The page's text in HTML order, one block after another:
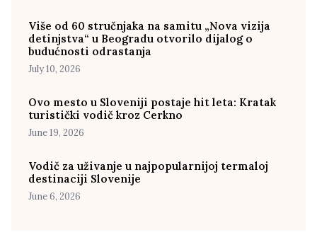
Više od 60 stručnjaka na samitu „Nova vizija
detinjstva“ u Beogradu otvorilo dijalog o
budućnosti odrastanja
July 10, 2026
Ovo mesto u Sloveniji postaje hit leta: Kratak
turistički vodič kroz Cerkno
June 19, 2026
Vodič za uživanje u najpopularnijoj termaloj
destinaciji Slovenije
June 6, 2026